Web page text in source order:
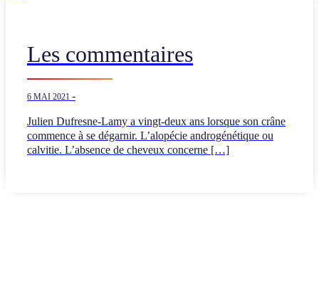
Les commentaires
6 MAI 2021 -
Julien Dufresne-Lamy a vingt-deux ans lorsque son crâne
commence à se dégarnir. L’alopécie androgénétique ou
calvitie. L’absence de cheveux concerne […]